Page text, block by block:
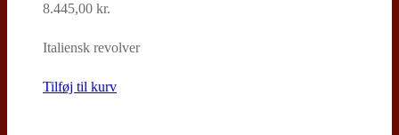
8.445,00 kr.
Italiensk revolver
Tilføj til kurv